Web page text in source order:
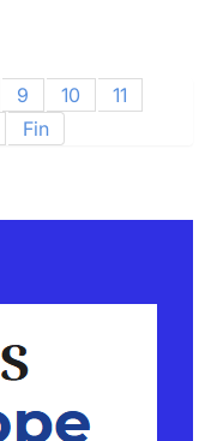
9 10
11
Fin